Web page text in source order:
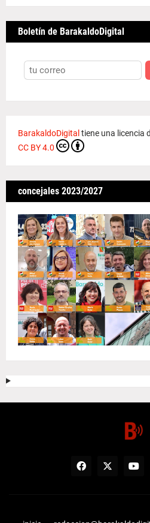
Boletín de BarakaldoDigital
BarakaldoDigital tiene una licencia
CC BY 4.0
concejales 2023/2027